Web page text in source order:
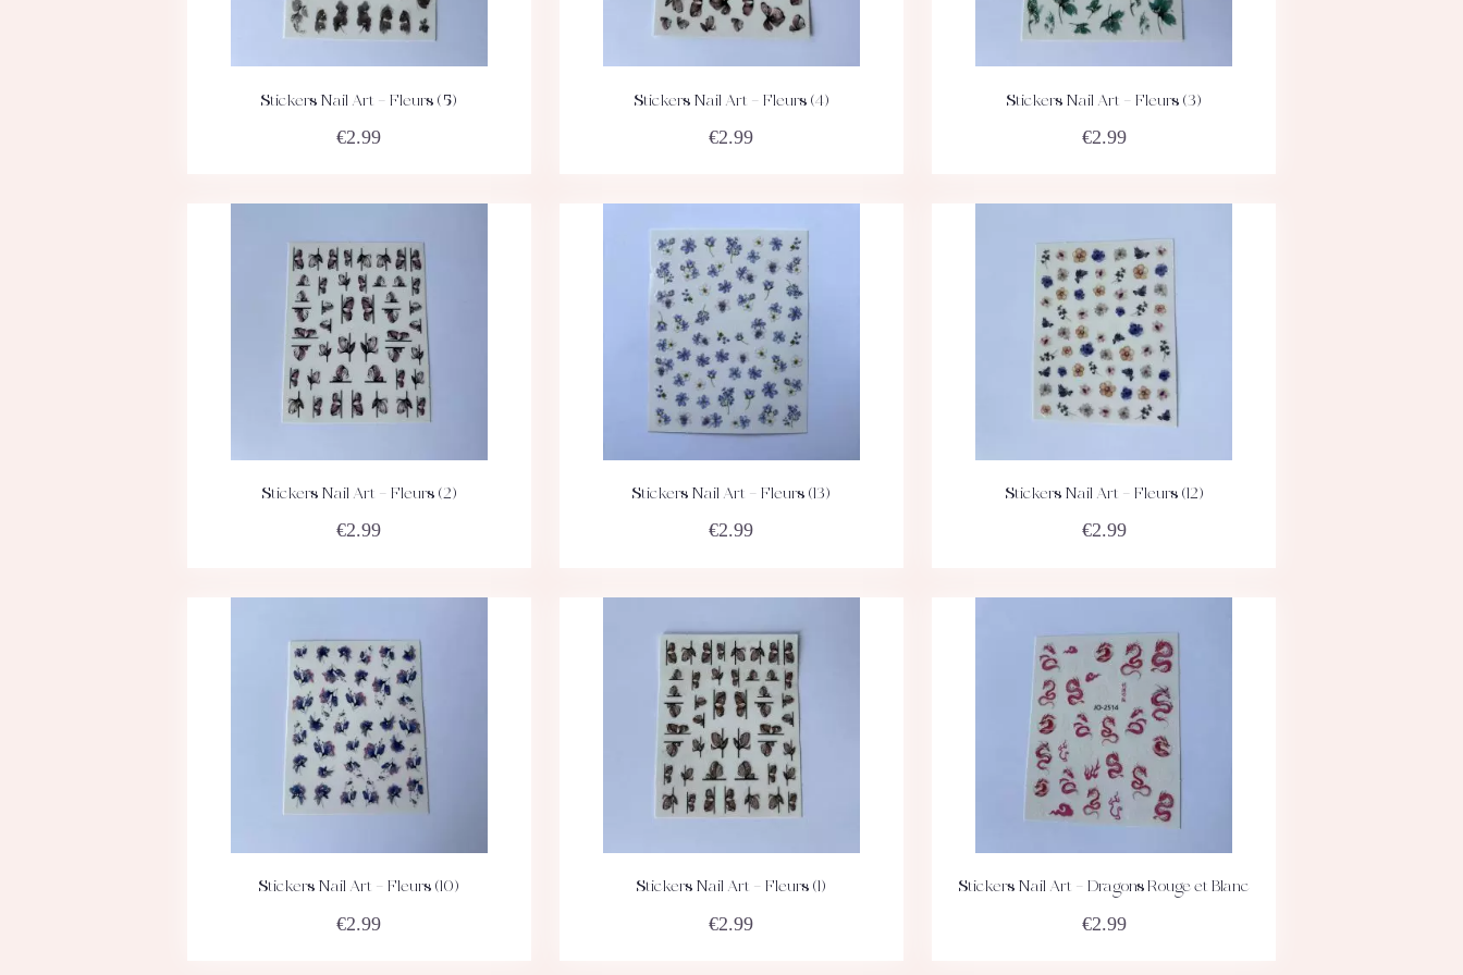
ACHETEZ DÉTAILS
Stickers Nail Art – Fleurs (5)
€2.99
ACHETEZ DÉTAILS
Stickers Nail Art – Fleurs (4)
€2.99
ACHETEZ DÉTAILS
Stickers Nail Art – Fleurs (3)
€2.99
ACHETEZ DÉTAILS
Stickers Nail Art – Fleurs (2)
€2.99
ACHETEZ DÉTAILS
Stickers Nail Art – Fleurs (13)
€2.99
ACHETEZ DÉTAILS
Stickers Nail Art – Fleurs (12)
€2.99
ACHETEZ DÉTAILS
Stickers Nail Art – Fleurs (10)
€2.99
ACHETEZ DÉTAILS
Stickers Nail Art – Fleurs (1)
€2.99
ACHETEZ DÉTAILS
Stickers Nail Art – Dragons Rouge et Blanc
€2.99